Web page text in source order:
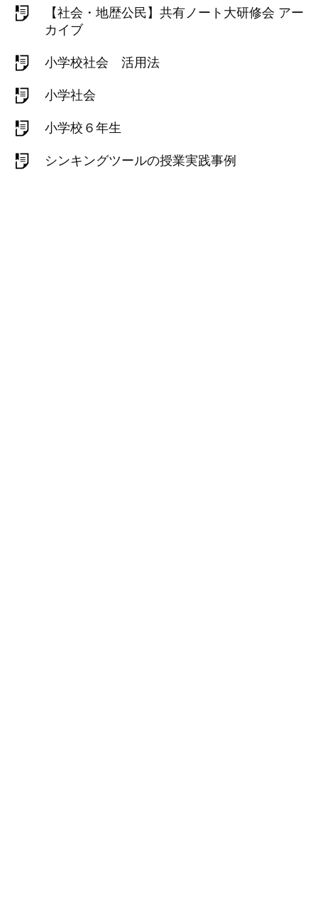
【社会・地歴公民】共有ノート大研修会 アー
カイブ
小学校社会 活用法
小学社会
小学校６年生
シンキングツールの授業実践事例